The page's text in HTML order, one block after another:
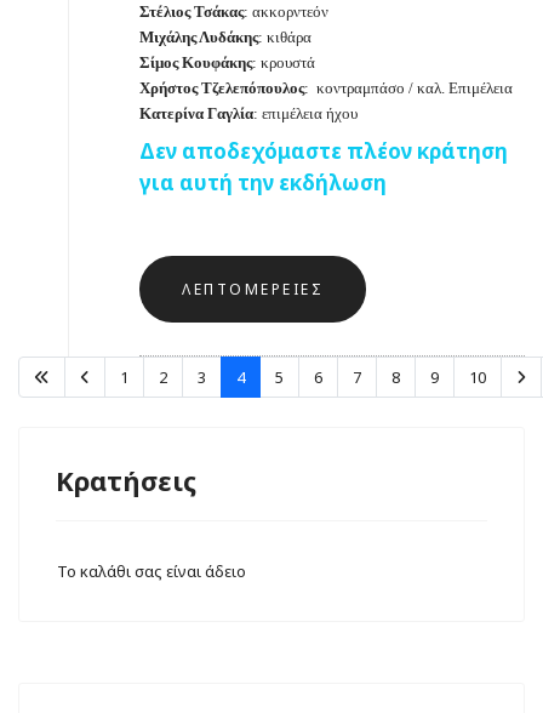
Στέλιος Τσάκας: ακκορντεόν
Μιχάλης Λυδάκης: κιθάρα
Σίμος Κουφάκης: κρουστά
Χρήστος Τζελεπόπουλος: κοντραμπάσο / καλ. Επιμέλεια
Κατερίνα Γαγλία: επιμέλεια ήχου
Δεν αποδεχόμαστε πλέον κράτηση
για αυτή την εκδήλωση
ΛΕΠΤΟΜΈΡΕΙΕΣ
1 2 3 4 5 6 7 8 9 10
Κρατήσεις
Το καλάθι σας είναι άδειο